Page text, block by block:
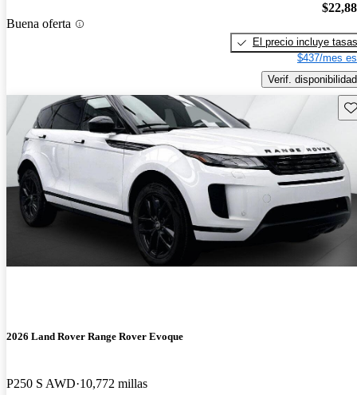
Buena oferta
El precio incluye tasas
$437/mes
Verif. disponibilidad
2026 Land Rover Range Rover Evoque
P250 S AWD 10,772 millas